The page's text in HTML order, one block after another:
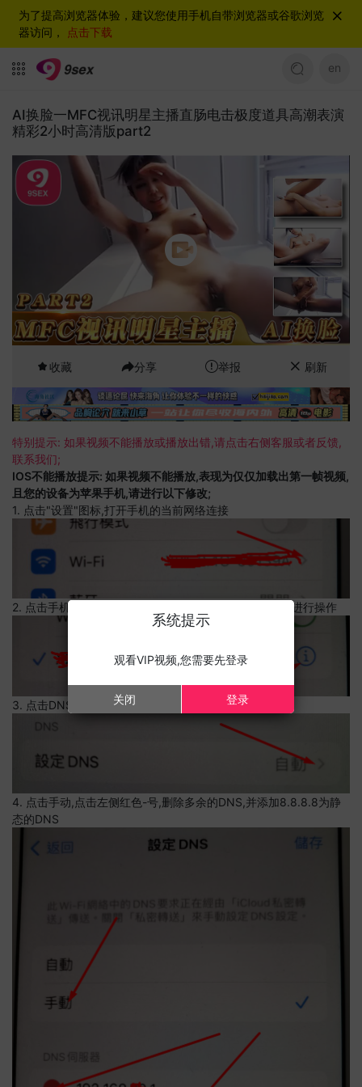
为了提高浏览器体验，建议您使用手机自带浏览器或谷歌浏览
器访问， 点击下载
en
AI换脸一MFC视讯明星主播直肠电击极度道具高潮表演
精彩2小时高清版part2
收藏 分享 举报 刷新
特别提示: 如果视频不能播放或播放出错,请点击右侧客服或者反馈,
联系我们;
IOS不能播放提示: 如果视频不能播放,表现为仅仅加载出第一帧视频,
且您的设备为苹果手机,请进行以下修改;
1. 点击"设置"图标,打开手机的当前网络连接
2. 点击手机的当前网络连接,上边有一个感叹号,点击可以进行操作
3. 点击DNS设置
4. 点击手动,点击左侧红色-号,删除多余的DNS,并添加8.8.8.8为静
态的DNS
系统提示
观看VIP视频,您需要先登录
关闭 登录